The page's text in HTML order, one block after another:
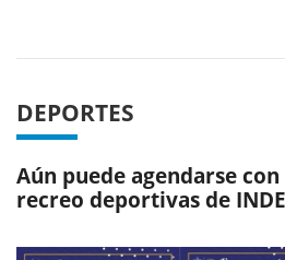
DEPORTES
Aún puede agendarse
recreo deportivas de